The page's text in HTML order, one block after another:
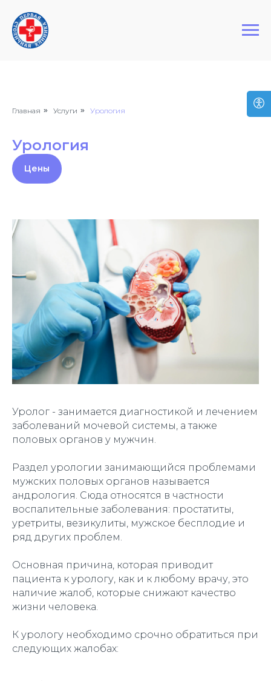
Первая Столичная Клиника
Главная » Услуги » Урология
Урология
Цены
Уролог - занимается диагностикой и лечением
заболеваний мочевой системы, а также
половых органов у мужчин.
Раздел урологии занимающийся проблемами
мужских половых органов называется
андрология. Сюда относятся в частности
воспалительные заболевания: простатиты,
уретриты, везикулиты, мужское бесплодие и
ряд других проблем.
Основная причина, которая приводит
пациента к урологу, как и к любому врачу, это
наличие жалоб, которые снижают качество
жизни человека.
К урологу необходимо срочно обратиться при
следующих жалобах: